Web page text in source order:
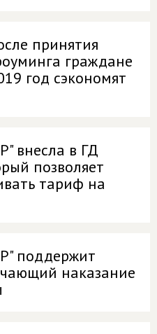
принятия
граждане
год сэкономят
внесла в ГД
позволяет
тариф на
поддержит
наказание